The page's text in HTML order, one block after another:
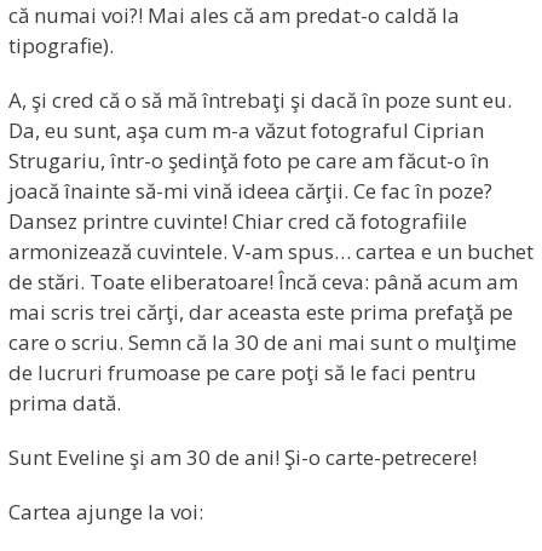
că numai voi?! Mai ales că am predat-o caldă la
tipografie).
A, şi cred că o să mă întrebaţi şi dacă în poze sunt eu.
Da, eu sunt, aşa cum m-a văzut fotograful Ciprian
Strugariu, într-o şedinţă foto pe care am făcut-o în
joacă înainte să-mi vină ideea cărţii. Ce fac în poze?
Dansez printre cuvinte! Chiar cred că fotografiile
armonizează cuvintele. V-am spus… cartea e un buchet
de stări. Toate eliberatoare! Încă ceva: până acum am
mai scris trei cărţi, dar aceasta este prima prefaţă pe
care o scriu. Semn că la 30 de ani mai sunt o mulţime
de lucruri frumoase pe care poţi să le faci pentru
prima dată.
Sunt Eveline şi am 30 de ani! Şi-o carte-petrecere!
Cartea ajunge la voi: